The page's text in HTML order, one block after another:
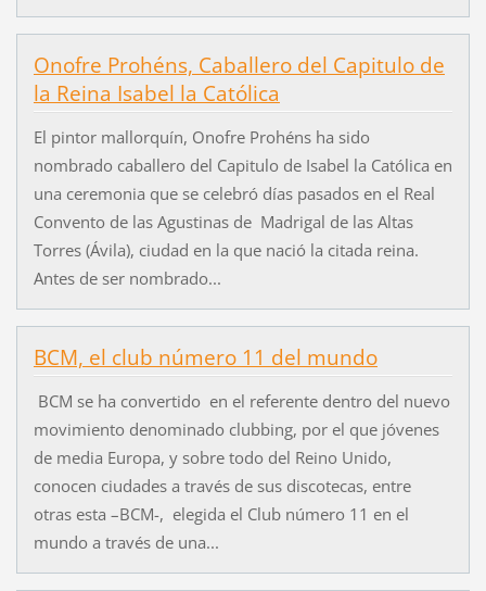
Onofre Prohéns, Caballero del Capitulo de
la Reina Isabel la Católica
El pintor mallorquín, Onofre Prohéns ha sido
nombrado caballero del Capitulo de Isabel la Católica en
una ceremonia que se celebró días pasados en el Real
Convento de las Agustinas de Madrigal de las Altas
Torres (Ávila), ciudad en la que nació la citada reina.
Antes de ser nombrado...
BCM, el club número 11 del mundo
BCM se ha convertido en el referente dentro del nuevo
movimiento denominado clubbing, por el que jóvenes
de media Europa, y sobre todo del Reino Unido,
conocen ciudades a través de sus discotecas, entre
otras esta –BCM-, elegida el Club número 11 en el
mundo a través de una...